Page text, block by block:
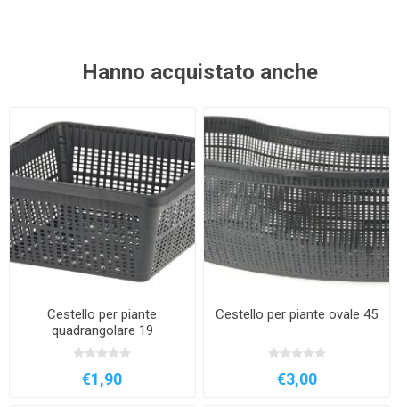
Hanno acquistato anche
Cestello per piante
quadrangolare 19
€1,90
Cestello per piante ovale 45
€3,00